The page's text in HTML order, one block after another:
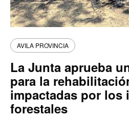
AVILA PROVINCIA
La Junta aprueba
para la
impactadas por los
forestales